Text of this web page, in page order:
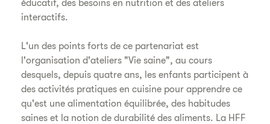
éducatif, des besoins en nutrition et des ateliers
interactifs.
L'un des points forts de ce partenariat est
l'organisation d'ateliers "Vie saine", au cours
desquels, depuis quatre ans, les enfants participent à
des activités pratiques en cuisine pour apprendre ce
qu'est une alimentation équilibrée, des habitudes
saines et la notion de durabilité des aliments. La HFF